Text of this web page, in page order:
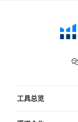
工具总览